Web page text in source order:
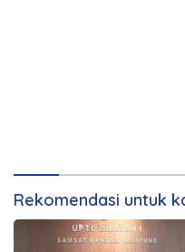
Rekomendasi untuk